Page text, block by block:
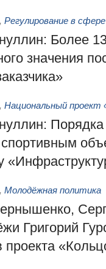
, Регулирование в
Более
значения
, Национальный проект
, Молодёжная политика
Григорий
проекта